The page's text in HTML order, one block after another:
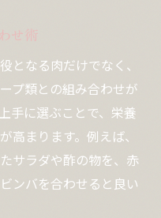
せ術
となる肉だけでなく、
プ類との組み合わせが
手に選ぶことで、栄養
高まります。例えば、
サラダや酢の物を、赤
ンバを合わせると良い